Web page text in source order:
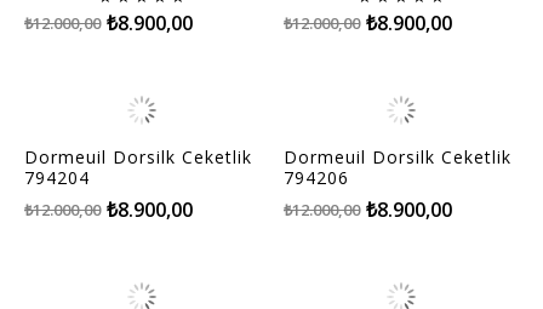
₺8.900,00
₺12.000,00 ₺8.900,00
₺12.000,00
Dormeuil Dorsilk Ceketlik
794204
₺8.900,00
₺12.000,00
Dormeuil Dorsilk Ceketlik
794206
₺8.900,00
₺12.000,00